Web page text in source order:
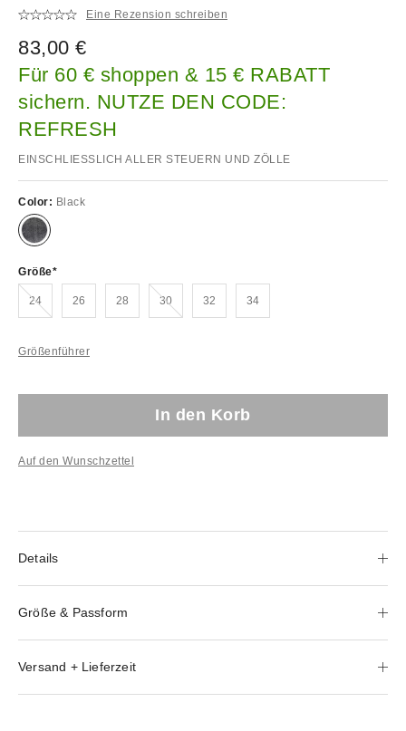
Eine Rezension schreiben
83,00 €
Für 60 € shoppen & 15 € RABATT
sichern. NUTZE DEN CODE:
REFRESH
EINSCHLIESSLICH ALLER STEUERN UND ZÖLLE
Color: Black
Größe
24Ausverkauft!
26 28 30Ausverkauft!
32 34
Größenführer
In den Korb
Auf den Wunschzettel
Details
Größe & Passform
Versand + Lieferzeit